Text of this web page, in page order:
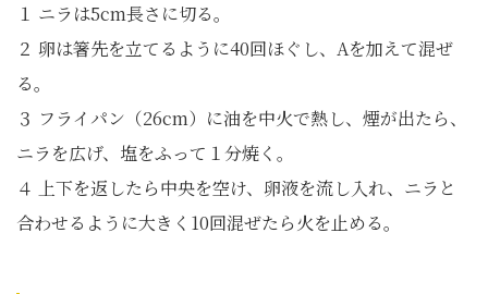
１ ニラは5cm長さに切る。
２ 卵は箸先を立てるように40回ほぐし、Aを加えて混ぜ
る。
３ フライパン（26cm）に油を中火で熱し、煙が出たら、
ニラを広げ、塩をふって１分焼く。
４ 上下を返したら中央を空け、卵液を流し入れ、ニラと
合わせるように大きく10回混ぜたら火を止める。